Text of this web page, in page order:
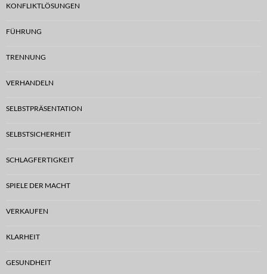
KONFLIKTLÖSUNGEN
FÜHRUNG
TRENNUNG
VERHANDELN
SELBSTPRÄSENTATION
SELBSTSICHERHEIT
SCHLAGFERTIGKEIT
SPIELE DER MACHT
VERKAUFEN
KLARHEIT
GESUNDHEIT